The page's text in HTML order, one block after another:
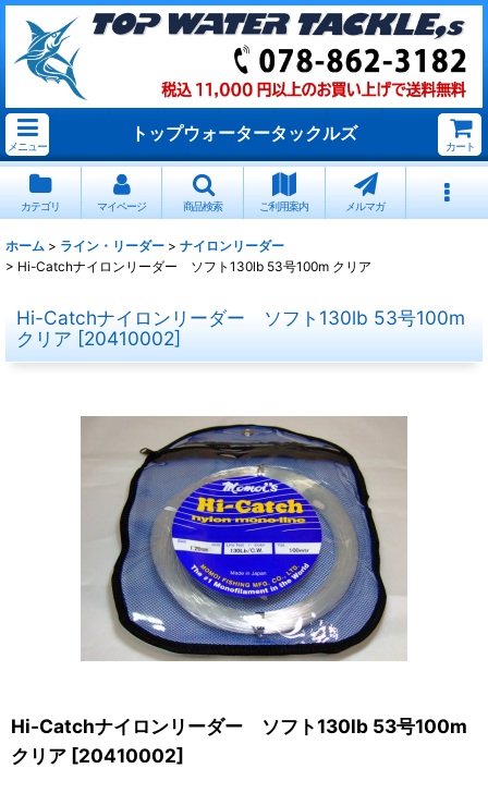
メニュー
トップウォータータックルズ
カート
カテゴリ マイページ 商品検索 ご利用案内 メルマガ
ホーム > ライン・リーダー > ナイロンリーダー
> Hi-Catchナイロンリーダー ソフト130lb 53号100m クリア
Hi-Catchナイロンリーダー ソフト130lb 53号100m
クリア [20410002]
Hi-Catchナイロンリーダー ソフト130lb 53号100m
クリア [20410002]